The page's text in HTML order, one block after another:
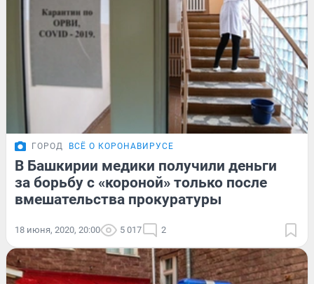
ГОРОД ВСЁ О КОРОНАВИРУСЕ
В Башкирии медики получили деньги
за борьбу с «короной» только после
вмешательства прокуратуры
18 июня, 2020, 20:00 5 017 2